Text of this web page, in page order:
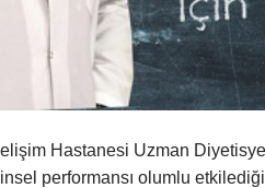
Hastanesi Uzman
performansı olumlu